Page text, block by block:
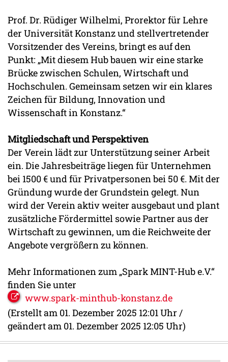
Prof. Dr. Rüdiger Wilhelmi, Prorektor für Lehre
der Universität Konstanz und stellvertretender
Vorsitzender des Vereins, bringt es auf den
Punkt: „Mit diesem Hub bauen wir eine starke
Brücke zwischen Schulen, Wirtschaft und
Hochschulen. Gemeinsam setzen wir ein klares
Zeichen für Bildung, Innovation und
Wissenschaft in Konstanz.“
Mitgliedschaft und Perspektiven
Der Verein lädt zur Unterstützung seiner Arbeit
ein. Die Jahresbeiträge liegen für Unternehmen
bei 1500 € und für Privatpersonen bei 50 €. Mit der
Gründung wurde der Grundstein gelegt. Nun
wird der Verein aktiv weiter ausgebaut und plant
zusätzliche Fördermittel sowie Partner aus der
Wirtschaft zu gewinnen, um die Reichweite der
Angebote vergrößern zu können.
Mehr Informationen zum „Spark MINT-Hub e.V.“
finden Sie unter
www.spark-minthub-konstanz.de
(Erstellt am 01. Dezember 2025 12:01 Uhr /
geändert am 01. Dezember 2025 12:05 Uhr)